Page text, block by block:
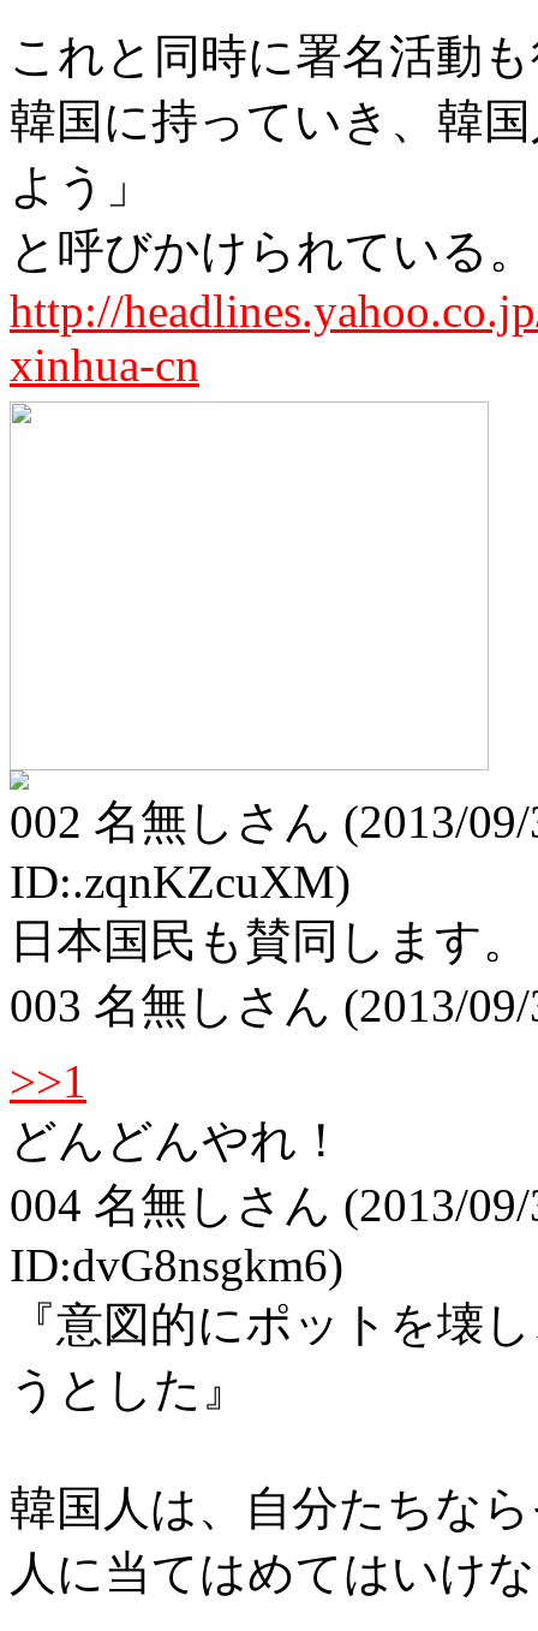
これと同時に署名活動
韓国に持っていき、韓
よう」
と呼びかけられている。
http://
xinhua-cn
002 名無しさん (2013/
ID:.zqnKZcuXM)
日本国民も賛同します。
003 名無しさん (2013/
>>1
どんどんやれ！
004 名無しさん (2013/
ID:dvG8nsgkm6)
『意図的にポットを壊
うとした』
韓国人は、自分たちな
人に当てはめてはいけ